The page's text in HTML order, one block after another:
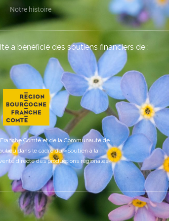
Notre histoire
a bénéficié des soutiens financiers de :
Comté et de la Communauté de
dans le cadre du «Soutien à la
directe des productions régionales»